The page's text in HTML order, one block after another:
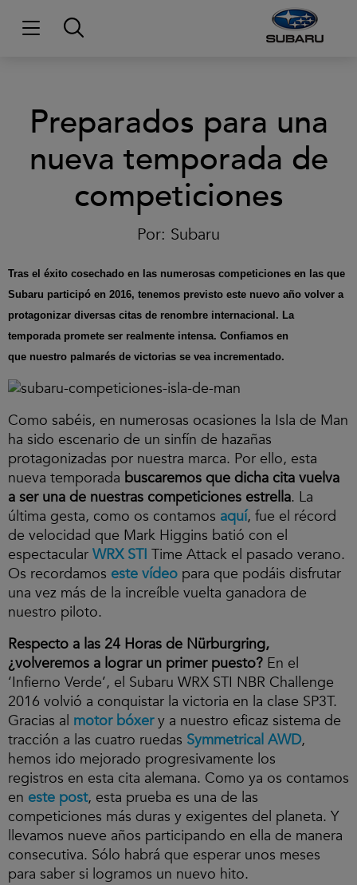
Preparados para una
nueva temporada de
competiciones
Por: Subaru
Tras el éxito cosechado en las numerosas competiciones en las que
Subaru participó en 2016, tenemos previsto este nuevo año volver a
protagonizar diversas citas de renombre internacional. La
temporada promete ser realmente intensa. Confiamos en
que nuestro palmarés de victorias se vea incrementado.
Como sabéis, en numerosas ocasiones la Isla de Man
ha sido escenario de un sinfín de hazañas
protagonizadas por nuestra marca. Por ello, esta
nueva temporada buscaremos que dicha cita vuelva
a ser una de nuestras competiciones estrella. La
última gesta, como os contamos aquí, fue el récord
de velocidad que Mark Higgins batió con el
espectacular WRX STI Time Attack el pasado verano.
Os recordamos este vídeo para que podáis disfrutar
una vez más de la increíble vuelta ganadora de
nuestro piloto.
Respecto a las 24 Horas de Nürburgring,
¿volveremos a lograr un primer puesto? En el
‘Infierno Verde’, el Subaru WRX STI NBR Challenge
2016 volvió a conquistar la victoria en la clase SP3T.
Gracias al motor bóxery a nuestro eficaz sistema de
tracción a las cuatro ruedas Symmetrical AWD,
hemos ido mejorado progresivamente los
registros en esta cita alemana. Como ya os contamos
en este post, esta prueba es una de las
competiciones más duras y exigentes del planeta. Y
llevamos nueve años participando en ella de manera
consecutiva. Sólo habrá que esperar unos meses
para saber si logramos un nuevo hito.